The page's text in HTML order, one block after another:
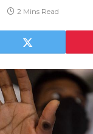
2 Mins Read